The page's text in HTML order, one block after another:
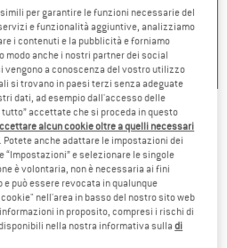
2
+2
4,5(13)
Moose Ski (Guide) - T-
per garantire le funzioni necessarie del
e funzionalità aggiuntive, analizziamo
i contenuti e la pubblicità e forniamo
modo anche i nostri partner dei social
vengono a conoscenza del vostro utilizzo
si trovano in paesi terzi senza adeguate
dati, ad esempio dall'accesso delle
accettate che si proceda in questo
alcun cookie oltre a quelli necessari
. Potete anche adattare le impostazioni dei
“Impostazioni” e selezionare le singole
è volontaria, non è necessaria ai fini
può essere revocata in qualunque
nell'area in basso del nostro sito web
in proposito, compresi i rischi di
nella nostra informativa sulladi